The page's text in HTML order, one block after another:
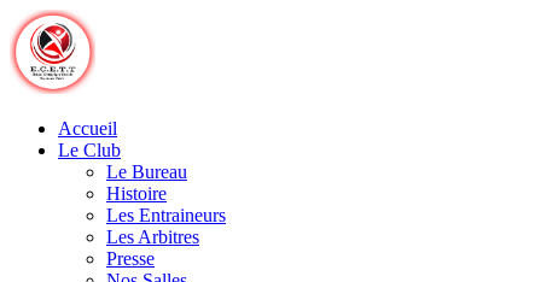
Skip
to
content
Accueil
Le Club
Le Bureau
Histoire
Les Entraineurs
Les Arbitres
Presse